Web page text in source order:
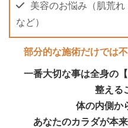
美容のお悩み（肌荒
など）
部分的な施術だけでは
一番大切な事は全身の
整える
体の内側か
あなたのカラダが本